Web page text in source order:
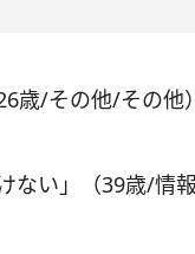
歳/その他/その他）
ない」（39歳/情